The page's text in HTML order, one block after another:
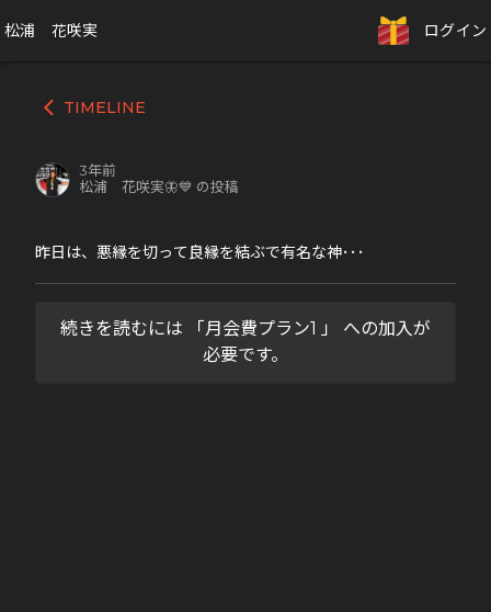
松浦 花咲実 ログイン
arrow_back_ios TIMELINE
3年前
松浦 花咲実🦋💙 の投稿
昨日は、悪縁を切って良縁を結ぶで有名な神･･･
続きを読むには 「月会費プラン1 」 への加入が
必要です。